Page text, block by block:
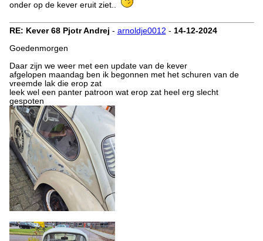
onder op de kever eruit ziet..
RE: Kever 68 Pjotr Andrej - arnoldje0012 - 14-12-2024
Goedenmorgen
Daar zijn we weer met een update van de kever
afgelopen maandag ben ik begonnen met het schuren van de
vreemde lak die erop zat
leek wel een panter patroon wat erop zat heel erg slecht
gespoten